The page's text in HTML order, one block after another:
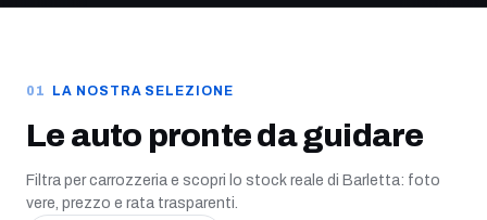
LA NOSTRA SELEZIONE
Le auto pronte da guidare
Filtra per carrozzeria e scopri lo stock reale di Barletta: foto
vere, prezzo e rata trasparenti.